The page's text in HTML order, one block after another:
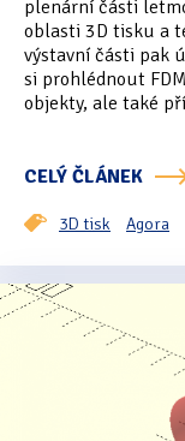
Hledání
Tipy & triky(17)
plenární části
oblasti 3D tisku a
výstavní části pak
si prohlédnout
objekty, ale také
CELÝ ČLÁNEK
3D tisk Agora